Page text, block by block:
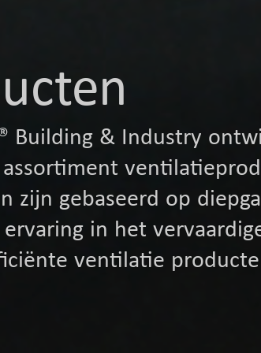
Building & Industry
zijn gebaseerd op
in het
ventilatie